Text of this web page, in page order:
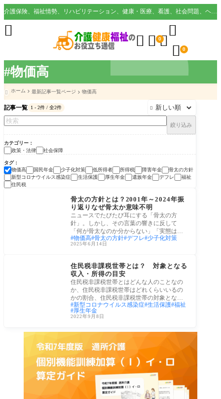
#物価高
介護保険、福祉情勢、リハビリテーション、健康・医療、看護、社会問題、ヘルスケア業界など様々な切り口から役立つ情報を配信。
  0

 0

 ホーム 最新記事一覧ページ 物価高
記事一覧 1 - 2件 / 全2件 
絞り込み
カテゴリー
政策・法律
社会保障
タグ
物価高
国民年金 少子化対策 低所得者 所得税 障害年金
骨太の方針
新型コロナウイルス感染症
生活保護 厚生年金 遺族年金 デフレ
福祉
住民税
骨太の方針とは？2001年～2024年振
り返りなぜ骨太か意味不明
ニュースでたびたび耳にする「骨太の方
針」。しかし、その言葉の響きに反して
「何が骨太なのか分からない」「実態は骨
抜きではな
物価高 骨太の方針 デフレ 少子化対策
2025年6月14日
住民税非課税世帯とは？ 対象となる
収入・所得の目安
住民税非課税世帯とはどんな人のことなの
か、住民税非課税世帯はどれくらいいるの
かの割合、住民税非課税世帯の対象となる
収入・
新型コロナウイルス感染症 生活保護 福祉
厚生年金
2022年9月8日